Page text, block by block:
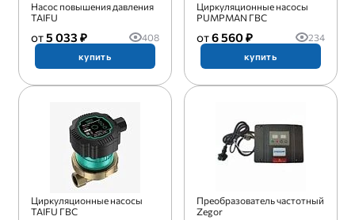
Насос повышения давления
TAIFU
5 033 ₽
408
купить
Циркуляционные насосы
PUMPMAN ГВС
6 560 ₽
234
купить
Циркуляционные насосы
TAIFU ГВС
Преобразователь частотный
Zegor